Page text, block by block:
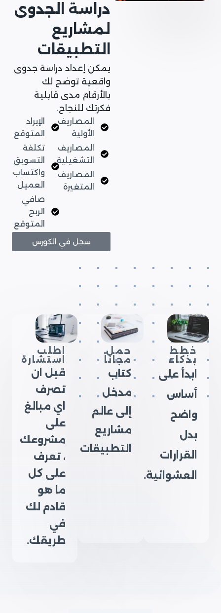
دراسة الجدوى
لمشاريع
التطبيقات
يمكن إعداد دراسة جدوى
واقعية توضح لك
بالأرقام مدى قابلية
فكرتك للنجاح.
المصاريف
الأولية
المصاريف
التشغيلية
المصاريف
المتغيرة
الإيراد
المتوقع
تكلفة
التسويق
واكتساب
العميل
صافي
الربح
المتوقع
سجل في الكورس
خطط
بذكاء
ابدأ على
أساس
واضح
بدل
القرارات
العشوائية.
حمل
مجاناً
كتاب
مدخل
إلى عالم
مشاريع
التطبيقات
اطلب
استشارة
قبل ان
تصرف
اي مبالغ
على
مشروعك
، تعرف
على كل
ما هو
قادم لك
في
طريقك.